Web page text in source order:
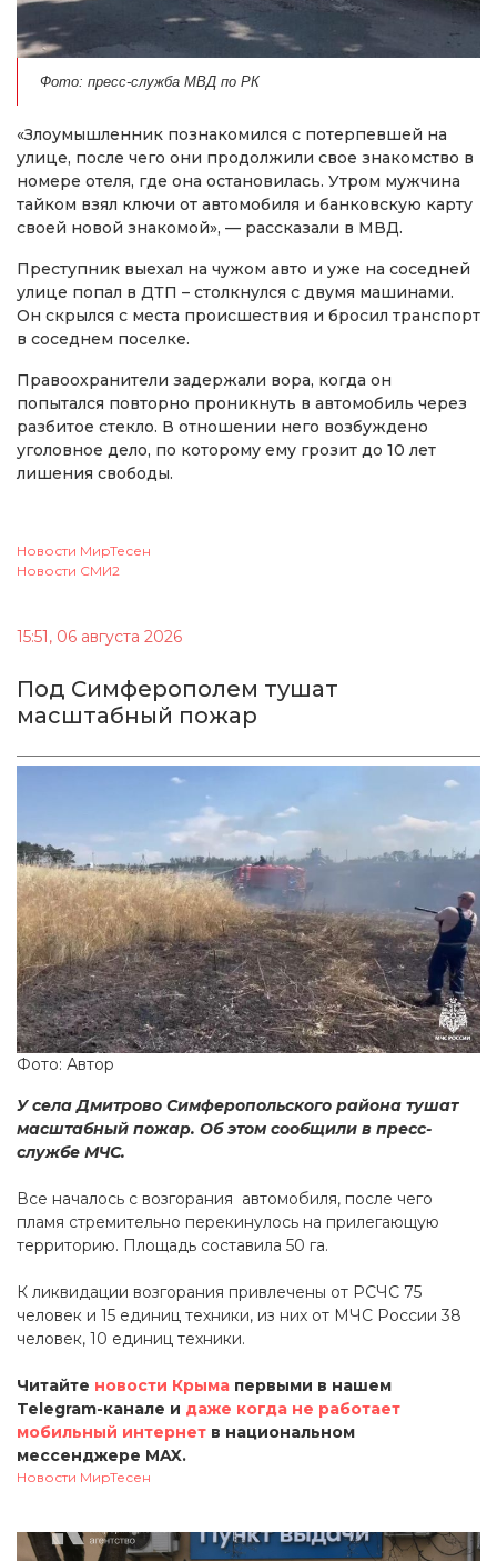
Фото: пресс-служба МВД по РК
«Злоумышленник познакомился с потерпевшей на
улице, после чего они продолжили свое знакомство в
номере отеля, где она остановилась. Утром мужчина
тайком взял ключи от автомобиля и банковскую карту
своей новой знакомой», — рассказали в МВД.
Преступник выехал на чужом авто и уже на соседней
улице попал в ДТП – столкнулся с двумя машинами.
Он скрылся с места происшествия и бросил транспорт
в соседнем поселке.
Правоохранители задержали вора, когда он
попытался повторно проникнуть в автомобиль через
разбитое стекло. В отношении него возбуждено
уголовное дело, по которому ему грозит до 10 лет
лишения свободы.
Новости МирТесен
Новости СМИ2
15:51, 06 августа 2026
Под Симферополем тушат
масштабный пожар
Фото: Автор
У села Дмитрово Симферопольского района тушат
масштабный пожар. Об этом сообщили в пресс-
службе МЧС.
Все началось с возгорания автомобиля, после чего
пламя стремительно перекинулось на прилегающую
территорию. Площадь составила 50 га.
К ликвидации возгорания привлечены от РСЧС 75
человек и 15 единиц техники, из них от МЧС России 38
человек, 10 единиц техники.
Читайте новости Крыма первыми в нашем
Telegram-канале и даже когда не работает
мобильный интернет в национальном
мессенджере MAX.
Новости МирТесен